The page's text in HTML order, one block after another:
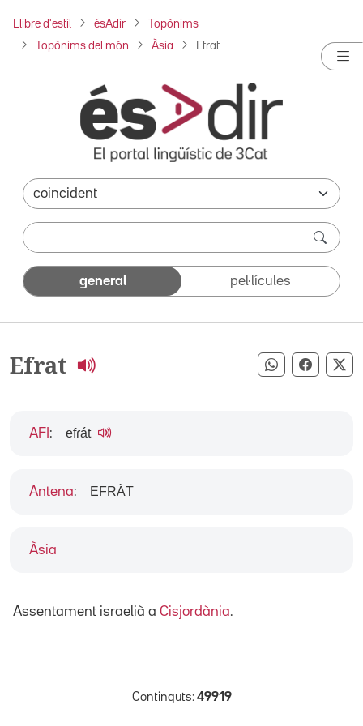
Llibre d'estil ésAdir Topònims
Topònims del món Àsia Efrat
general pel·lícules
Efrat Compartir
Àsia
AFI : efɾát
Antena: EFRÀT
Assentament israelià a Cisjordània.
Continguts: 49919